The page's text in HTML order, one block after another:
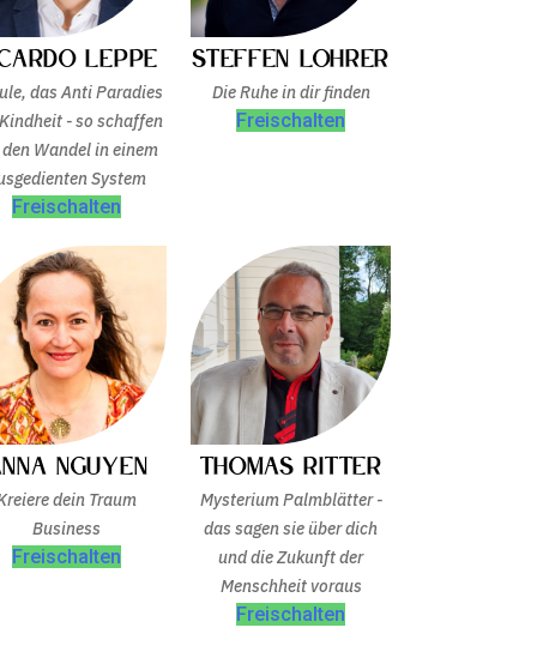
Leppe
das Anti Paradies
- so schaffen
Wandel in einem
System
Freischalten
Steffen Lohrer
Die Ruhe in dir finden
Freischalten
Nguyen
dein Traum
Business
Freischalten
Thomas Ritter
Mysterium Palmblätter -
das sagen sie über dich
und die Zukunft der
Menschheit voraus
Freischalten